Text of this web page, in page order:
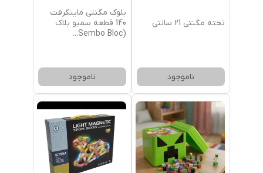
تخته مگنتی 21 سانتی
ناموجود
بلوک مگنتی ماینکرفت
140 قطعه سمبو بلاک
(Sembo Bloc
...
ناموجود